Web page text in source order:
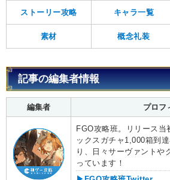
ストーリー攻略 キャラ一覧
素材 概念礼装
記事の編集者情報
編集者 プロフ
FGO攻略班。リリース当
ックスガチャ1,000箱到
り、日々サーヴァントや
っています！